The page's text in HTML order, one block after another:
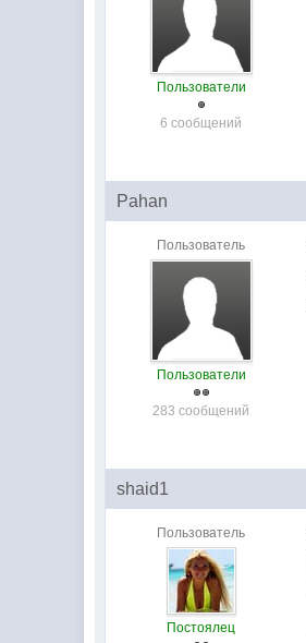
Пользователи
6 сообщений
Pahan
Пользователь
Пользователи
283 сообщений
shaid1
Пользователь
Постоялец